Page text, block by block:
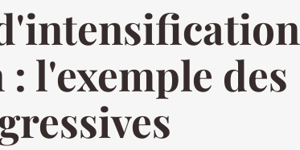
l'exemple des